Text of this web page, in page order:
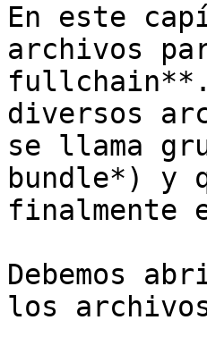
En este
archivos
fullchain**.
diversos
se llama
bundle*) y
finalmente
Debemos
los